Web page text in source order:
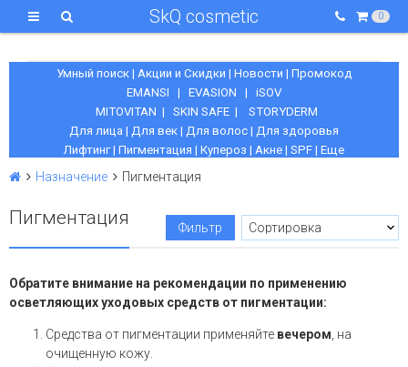
SkQ cosmetic 0
Умный поиск| Акции и Скидки | Новости | Промокод
EMANSI | EVASION | iSOV
MITOVITAN | SKIN SAFE | STORYDERM
Для лица | Для век | Для волос | Для здоровья
Лифтинг| Пигментация | Купероз | Акне | SPF | Еще
Назначение Пигментация
Пигментация Фильтр
Обратите внимание на рекомендации по применению
осветляющих уходовых средств от пигментации:
Средства от пигментации применяйте вечером , на
очищенную кожу.